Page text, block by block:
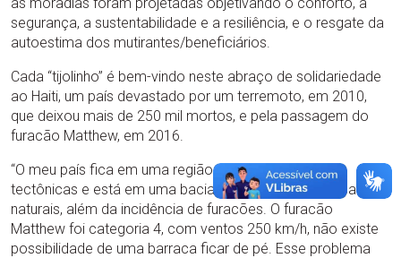
segurança, a sustentabilidade e a resiliência, e o resgate da
autoestima dos mutirantes/beneficiários.
Cada “tijolinho” é bem-vindo neste abraço de solidariedade
ao Haiti, um país devastado por um terremoto, em 2010,
que deixou mais de 250 mil mortos, e pela passagem do
furacão Matthew, em 2016.
“O meu país fica em uma região com duas falhas
tectônicas e está em uma bacia que potencializa desastres
naturais, além da incidência de furacões. O furacão
Matthew foi categoria 4, com ventos 250 km/h, não existe
possibilidade de uma barraca ficar de pé. Esse problema